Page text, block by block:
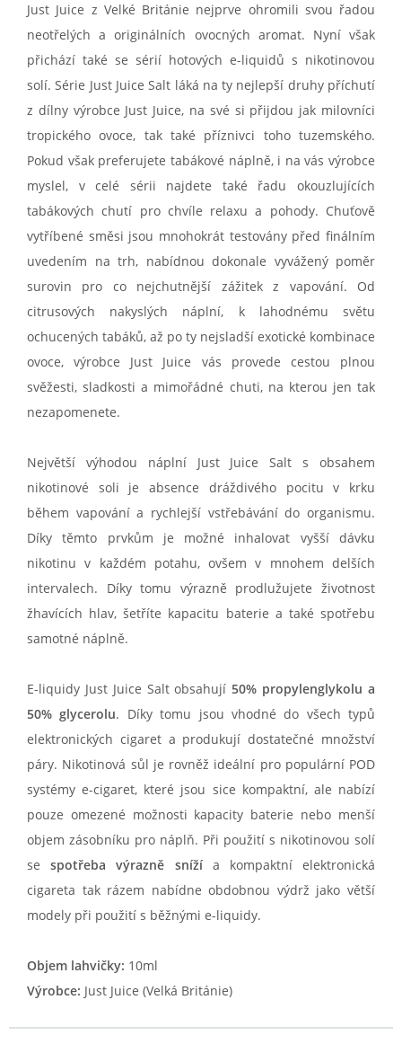
Just Juice z Velké Británie nejprve ohromili svou řadou
neotřelých a originálních ovocných aromat. Nyní však
přichází také se sérií hotových e-liquidů s nikotinovou
solí. Série Just Juice Salt láká na ty nejlepší druhy příchutí
z dílny výrobce Just Juice, na své si přijdou jak milovníci
tropického ovoce, tak také příznivci toho tuzemského.
Pokud však preferujete tabákové náplně, i na vás výrobce
myslel, v celé sérii najdete také řadu okouzlujících
tabákových chutí pro chvíle relaxu a pohody. Chuťově
vytříbené směsi jsou mnohokrát testovány před finálním
uvedením na trh, nabídnou dokonale vyvážený poměr
surovin pro co nejchutnější zážitek z vapování. Od
citrusových nakyslých náplní, k lahodnému světu
ochucených tabáků, až po ty nejsladší exotické kombinace
ovoce, výrobce Just Juice vás provede cestou plnou
svěžesti, sladkosti a mimořádné chuti, na kterou jen tak
nezapomenete.
Největší výhodou náplní Just Juice Salt s obsahem
nikotinové soli je absence dráždivého pocitu v krku
během vapování a rychlejší vstřebávání do organismu.
Díky těmto prvkům je možné inhalovat vyšší dávku
nikotinu v každém potahu, ovšem v mnohem delších
intervalech. Díky tomu výrazně prodlužujete životnost
žhavících hlav, šetříte kapacitu baterie a také spotřebu
samotné náplně.
E-liquidy Just Juice Salt obsahují50% propylenglykolu a
50% glycerolu. Díky tomu jsou vhodné do všech typů
elektronických cigaret a produkují dostatečné množství
páry. Nikotinová sůl je rovněž ideální pro populární POD
systémy e-cigaret, které jsou sice kompaktní, ale nabízí
pouze omezené možnosti kapacity baterie nebo menší
objem zásobníku pro náplň. Při použití s nikotinovou solí
sespotřeba výrazně snížía kompaktní elektronická
cigareta tak rázem nabídne obdobnou výdrž jako větší
modely při použití s běžnými e-liquidy.
Objem lahvičky: 10ml
Výrobce: Just Juice (Velká Británie)